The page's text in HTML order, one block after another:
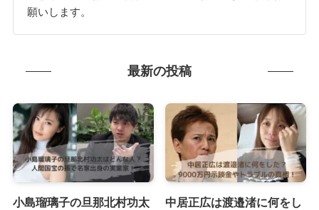
願いします。
最新の投稿
小島瑠璃子の旦那北村功太
中居正広は渡邉渚に何をし